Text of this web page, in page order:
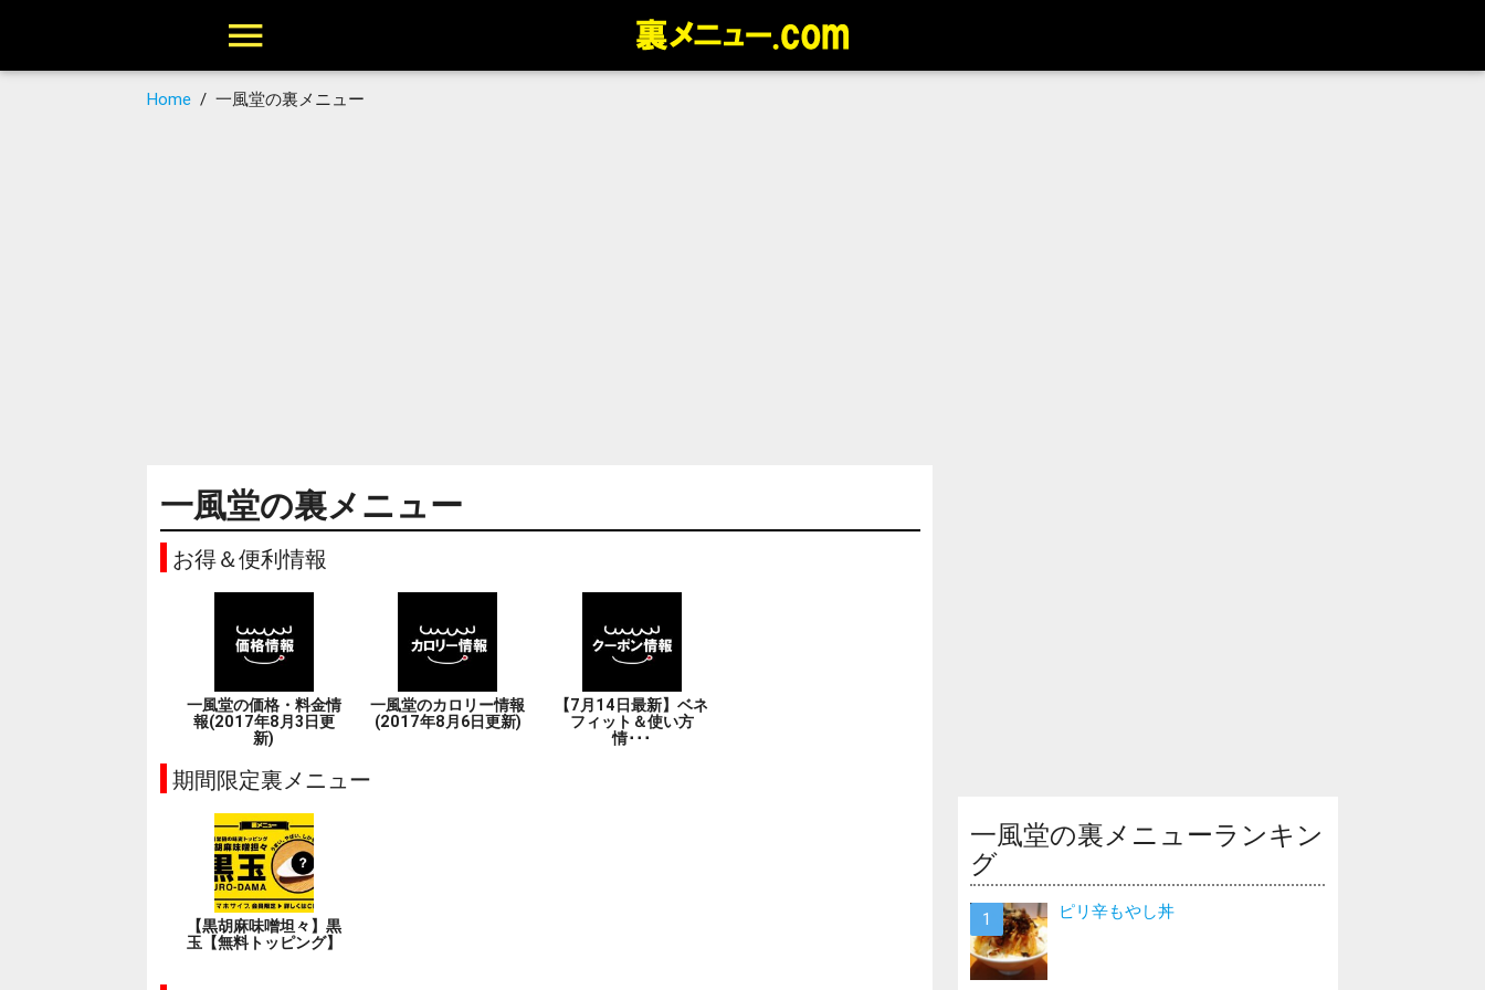
Home /一風堂の裏メニュー
一風堂の裏メニュー
お得＆便利情報
一風堂の価格・料金情
報(2017年8月3日更
新)
一風堂のカロリー情報
(2017年8月6日更新)
【7月14日最新】ベネ
フィット＆使い方
情･･･
期間限定裏メニュー
【黒胡麻味噌坦々】黒
玉【無料トッピング】
一風堂の裏メニューランキン
グ
ピリ辛もやし丼